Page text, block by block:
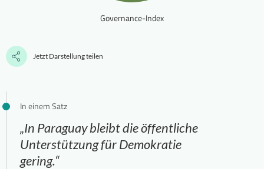
Governance-Index
Jetzt Darstellung teilen
In einem Satz
„In Paraguay bleibt die öffentliche
Unterstützung für Demokratie
gering.“